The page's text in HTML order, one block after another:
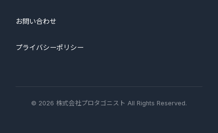
お問い合わせ
プライバシーポリシー
© 2026 株式会社プロタゴニスト All Rights Reserved.